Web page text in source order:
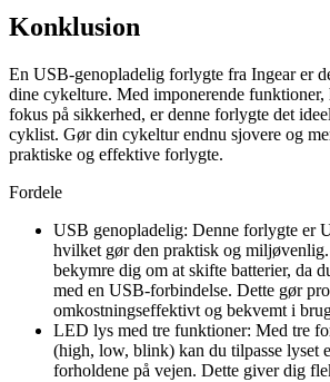
Konklusion
En USB-genopladelig forlygte fra Ingear er
dine cykelture. Med imponerende funktioner,
fokus på sikkerhed, er denne forlygte det
cyklist. Gør din cykeltur endnu sjovere og
praktiske og effektive forlygte.
Fordele
USB genopladelig: Denne forlygte er
hvilket gør den praktisk og
bekymre dig om at skifte batterier, da
med en USB-forbindelse. Dette gør
omkostningseffektivt og bekvemt i
LED lys med tre funktioner: Med tre
(high, low, blink) kan du tilpasse lyset
forholdene på vejen. Dette giver dig